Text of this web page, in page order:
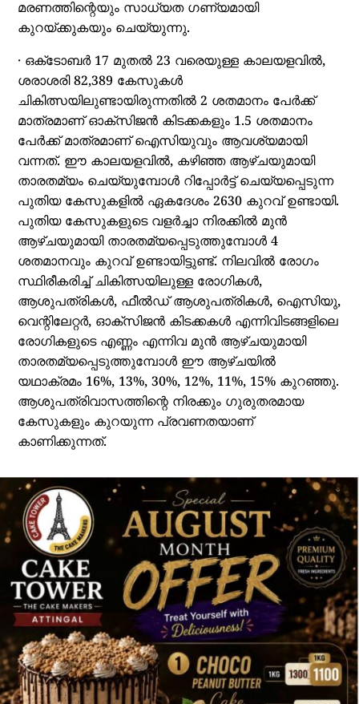
മരണത്തിന്റെയും സാധ്യത ഗണ്യമായി
കുറയ്ക്കുകയും ചെയ്യുന്നു.
· ഒക്‌ടോബര്‍ 17 മുതല്‍ 23 വരെയുള്ള കാലയളവില്‍,
ശരാശരി 82,389 കേസുകള്‍
ചികിത്സയിലുണ്ടായിരുന്നതില്‍ 2 ശതമാനം പേര്‍ക്ക്
മാത്രമാണ് ഓക്‌സിജന്‍ കിടക്കകളും 1.5 ശതമാനം
പേര്‍ക്ക് മാത്രമാണ് ഐസിയുവും ആവശ്യമായി
വന്നത്. ഈ കാലയളവില്‍, കഴിഞ്ഞ ആഴ്ചയുമായി
താരതമ്യം ചെയ്യുമ്പോള്‍ റിപ്പോര്‍ട്ട് ചെയ്യപ്പെടുന്ന
പുതിയ കേസുകളില്‍ ഏകദേശം 2630 കുറവ് ഉണ്ടായി.
പുതിയ കേസുകളുടെ വളര്‍ച്ചാ നിരക്കില്‍ മുന്‍
ആഴ്ചയുമായി താരതമ്യപ്പെടുത്തുമ്പോള്‍ 4
ശതമാനവും കുറവ് ഉണ്ടായിട്ടുണ്ട്. നിലവില്‍ രോഗം
സ്ഥിരീകരിച്ച് ചികിത്സയിലുള്ള രോഗികള്‍,
ആശുപത്രികള്‍, ഫീല്‍ഡ് ആശുപത്രികള്‍, ഐസിയു,
വെന്റിലേറ്റര്‍, ഓക്‌സിജന്‍ കിടക്കകള്‍ എന്നിവിടങ്ങളിലെ
രോഗികളുടെ എണ്ണം എന്നിവ മുന്‍ ആഴ്ചയുമായി
താരതമ്യപ്പെടുത്തുമ്പോള്‍ ഈ ആഴ്ചയില്‍
യഥാക്രമം 16%, 13%, 30%, 12%, 11%, 15% കുറഞ്ഞു.
ആശുപത്രിവാസത്തിന്റെ നിരക്കും ഗുരുതരമായ
കേസുകളും കുറയുന്ന പ്രവണതയാണ്
കാണിക്കുന്നത്.